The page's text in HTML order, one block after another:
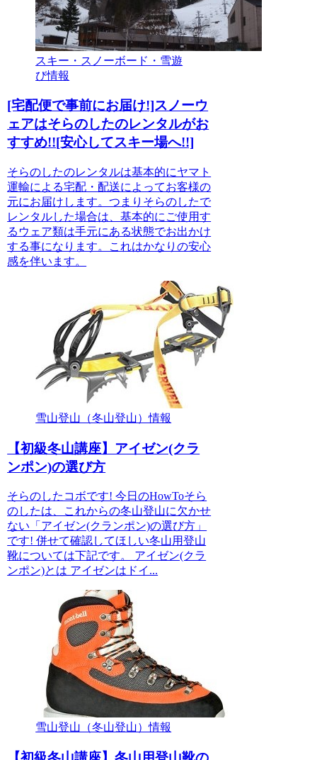
スキー・スノーボード・雪遊
び情報
[宅配便で事前にお届け!]スノーウ
ェアはそらのしたのレンタルがお
すすめ!![安心してスキー場へ!!]
そらのしたのレンタルは基本的にヤマト
運輸による宅配・配送によってお客様の
元にお届けします。つまりそらのしたで
レンタルした場合は、基本的にご使用す
るウェア類は手元にある状態でお出かけ
する事になります。これはかなりの安心
感を伴います。
雪山登山（冬山登山）情報
【初級冬山講座】アイゼン(クラ
ンポン)の選び方
そらのしたコボです! 今日のHowToそら
のしたは、これからの冬山登山に欠かせ
ない「アイゼン(クランポン)の選び方」
です! 併せて確認してほしい冬山用登山
靴については下記です。 アイゼン(クラ
ンポン)とは アイゼンはドイ...
雪山登山（冬山登山）情報